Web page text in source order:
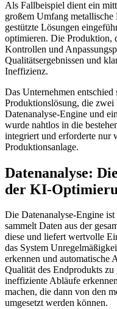
Als Fallbeispiel dient ein
großem Umfang
gestützte Lösungen
optimieren. Die Produktion,
Kontrollen und
Qualitätsergebnissen und
Ineffizienz.
Das Unternehmen
Produktionslösung, die zwei
Datenanalyse-Engine und
wurde nahtlos in die
integriert und erforderte nur
Produktionsanlage.
Datenanalyse:
der KI-
Die Datenanalyse-Engine
sammelt Daten aus der
diese und liefert wertvolle
das System
erkennen und automatische
Qualität des Endprodukts
ineffiziente Abläufe
machen, die dann von den
umgesetzt werden können.